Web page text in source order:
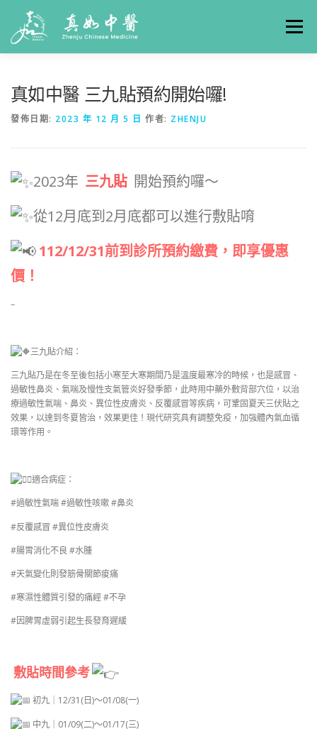
選單
真如中醫 三九貼預約開始囉!
發佈日期: 2023 年 12 月 5 日 作者: ZHENJU
2023年 三九貼 開始預約囉～
從12月底到2月底都可以進行敷貼唷
112/12/31前到診所預約繳費，即享優惠
價！
–
三九貼介紹：
三九貼乃是在冬至後包括小寒至大寒期間乃是溫度最寒冷的時候，也是感冒、
過敏性鼻炎、氣喘及慢性支氣管炎好發季節，此時用中藥外敷背部穴位，以治
療過敏性氣喘、鼻炎、異位性皮膚炎、反覆感冒等疾病，可鞏固夏天三伏貼之
效果，以達到冬夏皆治，效果更佳！現代研究具有調整免疫，加強體內氣血循
環等作用。
適合病症：
#過敏性氣喘 #過敏性咳嗽 #鼻炎
#反覆感冒 #異位性皮膚炎
#腸胃消化不良 #水腫
#天氣變化則發筋骨關節痠痛
#寒濕性體質引發的痛經 #不孕
#因脾胃虛弱引起生長發育遲緩
敷貼時間參考
初九｜12/31(日)～01/08(一)
中九｜01/09(二)～01/17(三)